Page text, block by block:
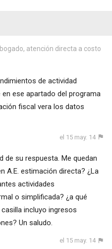
atención directa a costo
de actividad
ese apartado del programa
fiscal vera los datos
el 15 may. 14
de su respuesta. Me quedan
A.E. estimación directa? ¿La
actividades
o simplificada? ¿a qué
incluyo ingresos
Un saludo.
el 15 may. 14